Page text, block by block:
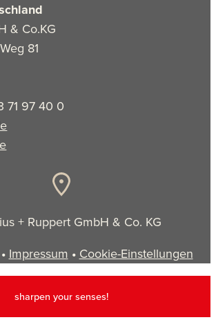
& Co.KG
81
71 97 40 0
+ Ruppert GmbH & Co. KG
• Impressum • Cookie-Einstellungen
sharpen your senses!